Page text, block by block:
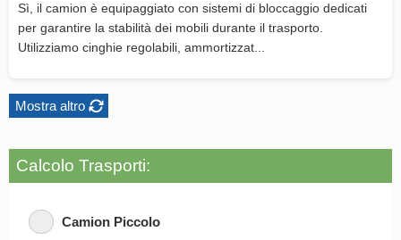
Sì, il camion è equipaggiato con sistemi di bloccaggio dedicati
per garantire la stabilità dei mobili durante il trasporto.
Utilizziamo cinghie regolabili, ammortizzat...
Mostra altro
Calcolo Trasporti:
Camion Piccolo